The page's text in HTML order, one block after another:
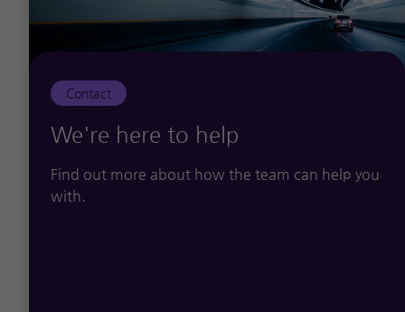
Contact
We're here to help
Find out more about how the team can help you
with.